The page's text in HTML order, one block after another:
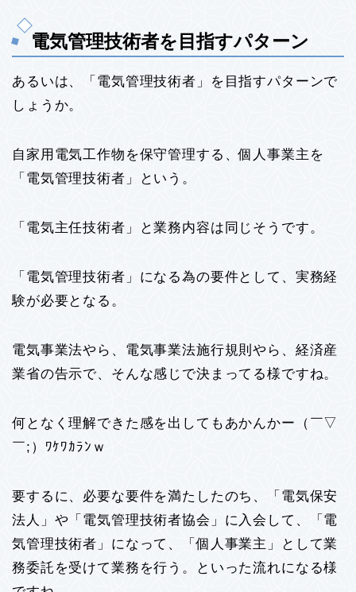
電気管理技術者を目指すパターン
あるいは、「電気管理技術者」を目指すパターンで
しょうか。
自家用電気工作物を保守管理する、個人事業主を
「電気管理技術者」という。
「電気主任技術者」と業務内容は同じそうです。
「電気管理技術者」になる為の要件として、実務経
験が必要となる。
電気事業法やら、電気事業法施行規則やら、経済産
業省の告示で、そんな感じで決まってる様ですね。
何となく理解できた感を出してもあかんかー（￣▽
￣;）ﾜｹﾜｶﾗﾝｗ
要するに、必要な要件を満たしたのち、「電気保安
法人」や「電気管理技術者協会」に入会して、「電
気管理技術者」になって、「個人事業主」として業
務委託を受けて業務を行う。といった流れになる様